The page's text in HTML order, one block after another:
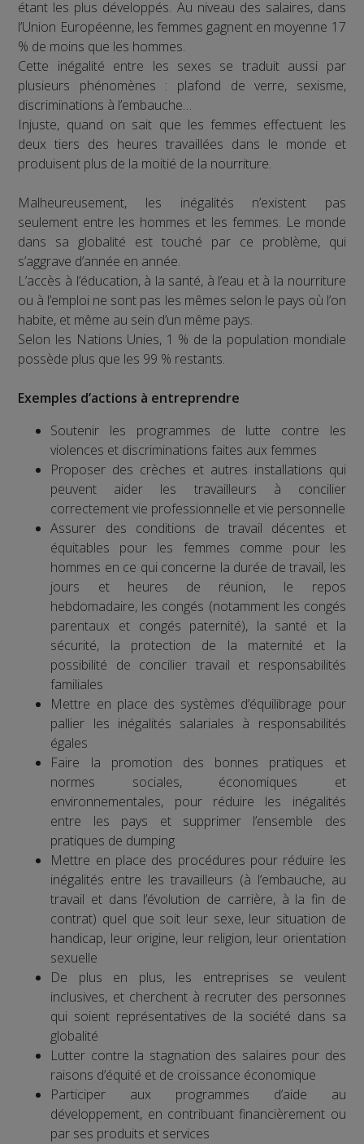
étant les plus développés. Au niveau des salaires, dans
l’Union Européenne, les femmes gagnent en moyenne 17
% de moins que les hommes.
Cette inégalité entre les sexes se traduit aussi par
plusieurs phénomènes : plafond de verre, sexisme,
discriminations à l’embauche…
Injuste, quand on sait que les femmes effectuent les
deux tiers des heures travaillées dans le monde et
produisent plus de la moitié de la nourriture.
Malheureusement, les inégalités n’existent pas
seulement entre les hommes et les femmes. Le monde
dans sa globalité est touché par ce problème, qui
s’aggrave d’année en année.
L’accès à l’éducation, à la santé, à l’eau et à la nourriture
ou à l’emploi ne sont pas les mêmes selon le pays où l’on
habite, et même au sein d’un même pays.
Selon les Nations Unies, 1 % de la population mondiale
possède plus que les 99 % restants.
Exemples d’actions à entreprendre
Soutenir les programmes de lutte contre les
violences et discriminations faites aux femmes
Proposer des crèches et autres installations qui
peuvent aider les travailleurs à concilier
correctement vie professionnelle et vie personnelle
Assurer des conditions de travail décentes et
équitables pour les femmes comme pour les
hommes en ce qui concerne la durée de travail, les
jours et heures de réunion, le repos
hebdomadaire, les congés (notamment les congés
parentaux et congés paternité), la santé et la
sécurité, la protection de la maternité et la
possibilité de concilier travail et responsabilités
familiales
Mettre en place des systèmes d’équilibrage pour
pallier les inégalités salariales à responsabilités
égales
Faire la promotion des bonnes pratiques et
normes sociales, économiques et
environnementales, pour réduire les inégalités
entre les pays et supprimer l’ensemble des
pratiques de dumping
Mettre en place des procédures pour réduire les
inégalités entre les travailleurs (à l’embauche, au
travail et dans l’évolution de carrière, à la fin de
contrat) quel que soit leur sexe, leur situation de
handicap, leur origine, leur religion, leur orientation
sexuelle
De plus en plus, les entreprises se veulent
inclusives, et cherchent à recruter des personnes
qui soient représentatives de la société dans sa
globalité
Lutter contre la stagnation des salaires pour des
raisons d’équité et de croissance économique
Participer aux programmes d’aide au
développement, en contribuant financièrement ou
par ses produits et services